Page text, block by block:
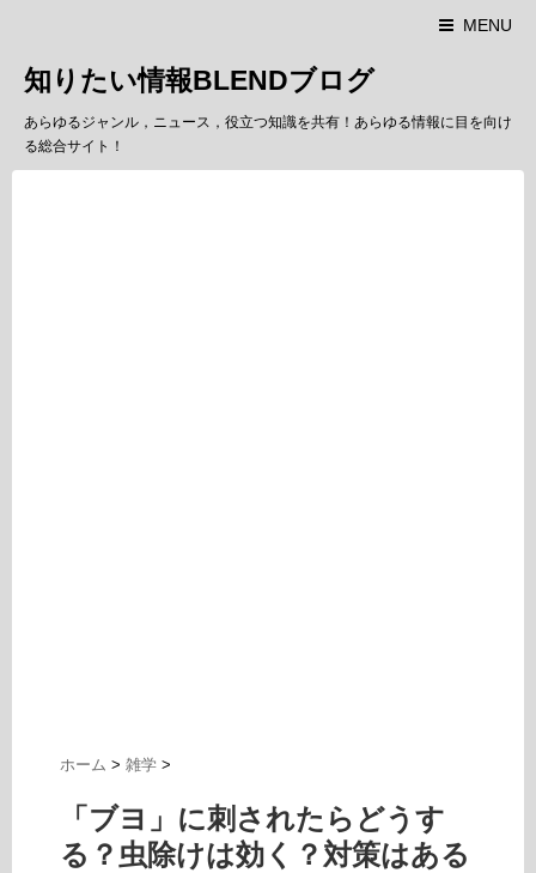
MENU
知りたい情報BLENDブログ
あらゆるジャンル，ニュース，役立つ知識を共有！あらゆる情報に目を向け
る総合サイト！
ホーム > 雑学 >
「ブヨ」に刺されたらどうす
る？虫除けは効く？対策はある